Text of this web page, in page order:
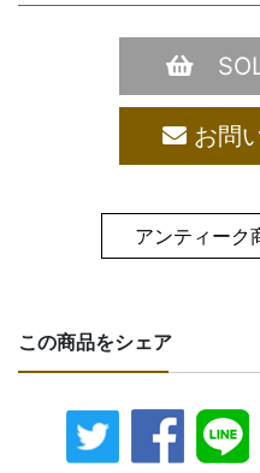
お問
アンティー
この商品をシェア